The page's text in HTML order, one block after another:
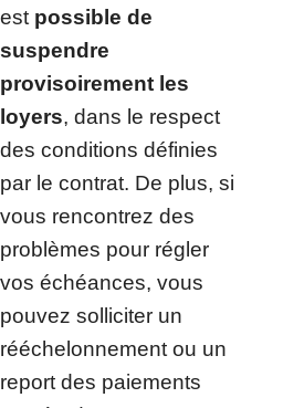
est possible de
suspendre
provisoirement les
loyers, dans le respect
des conditions définies
par le contrat. De plus, si
vous rencontrez des
problèmes pour régler
vos échéances, vous
pouvez solliciter un
rééchelonnement ou un
report des paiements